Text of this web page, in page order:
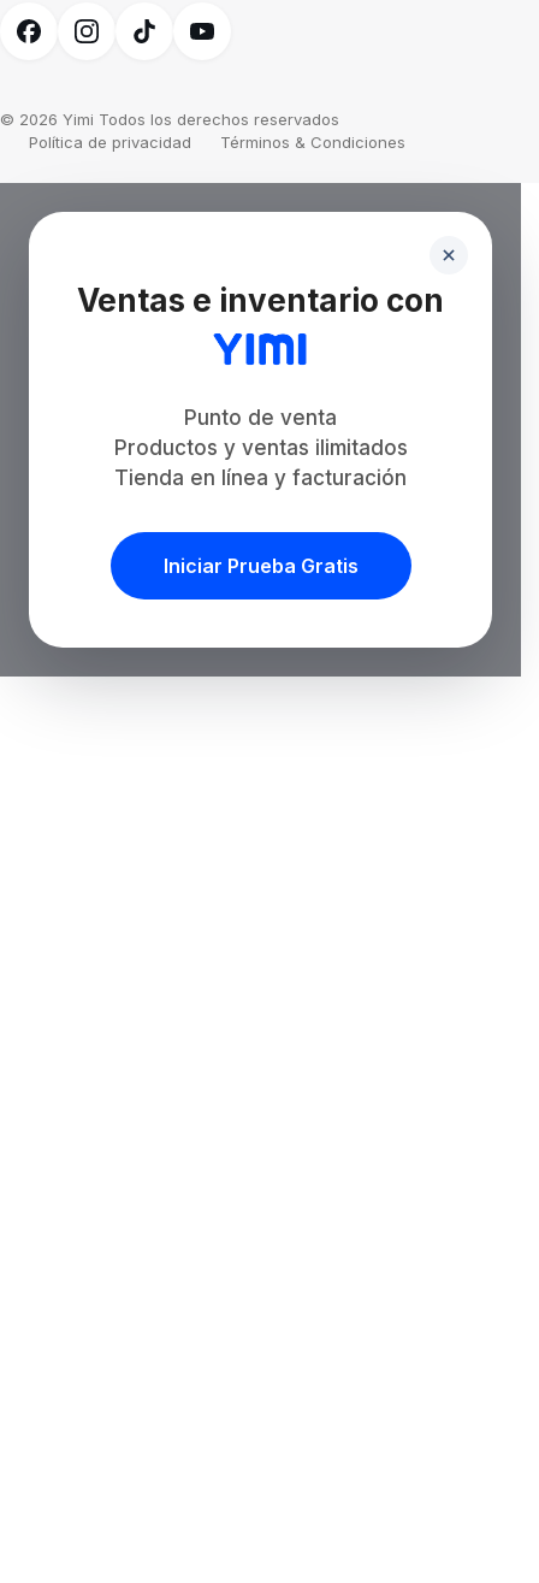
© 2026 Yimi Todos los derechos reservados
Política de privacidad
Términos & Condiciones
Ventas e inventario con
Punto de venta
Productos y ventas ilimitados
Tienda en línea y facturación
Iniciar Prueba Gratis